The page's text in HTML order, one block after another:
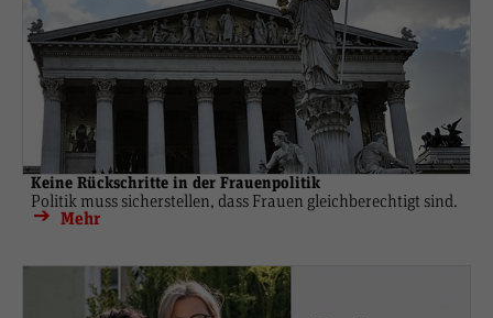
Keine Rückschritte in der Frauenpolitik
Politik muss sicherstellen, dass Frauen gleichberechtigt sind.
Mehr